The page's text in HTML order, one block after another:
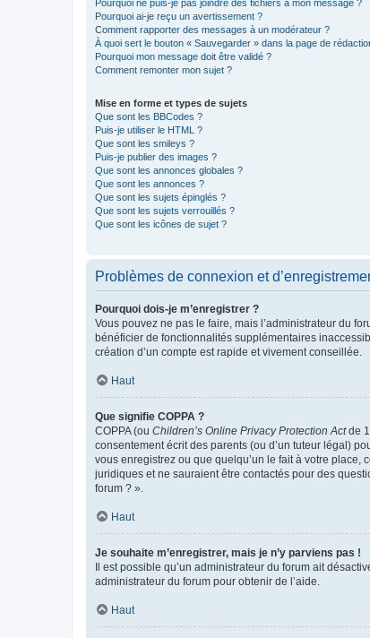
Pourquoi ne puis-je pas joindre des fichiers à mon message ?
Pourquoi ai-je reçu un avertissement ?
Comment rapporter des messages à un modérateur ?
À quoi sert le bouton « Sauvegarder » dans la page de
Pourquoi mon message doit être validé ?
Comment remonter mon sujet ?
Mise en forme et types de sujets
Que sont les BBCodes ?
Puis-je utiliser le HTML ?
Que sont les smileys ?
Puis-je publier des images ?
Que sont les annonces globales ?
Que sont les annonces ?
Que sont les sujets épinglés ?
Que sont les sujets verrouillés ?
Que sont les icônes de sujet ?
Problèmes de connexion et
Pourquoi dois-je m’enregistrer ?
Vous pouvez ne pas le faire, mais l’administrateur du
bénéficier de fonctionnalités supplémentaires
création d’un compte est rapide et vivement conseillée.
Haut
Que signifie COPPA ?
COPPA (ou Children’s Online Privacy Protection Actde
consentement écrit des parents (ou d’un tuteur légal)
vous enregistrez ou que quelqu’un le fait à votre
juridiques et ne sauraient être contactés pour des
forum ? ».
Haut
Je souhaite m’enregistrer, mais je n’y parviens pas !
Il est possible qu’un administrateur du forum ait
administrateur du forum pour obtenir de l’aide.
Haut